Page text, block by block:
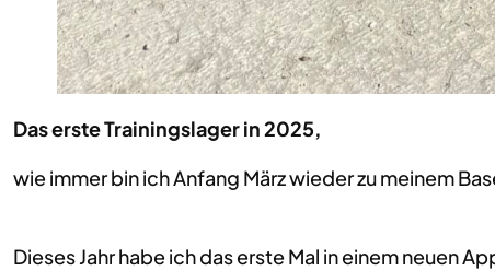
Das erste Trainingslager in 2025,
wie immer bin ich Anfang März wieder zu meinem
Dieses Jahr habe ich das erste Mal in einem neuen